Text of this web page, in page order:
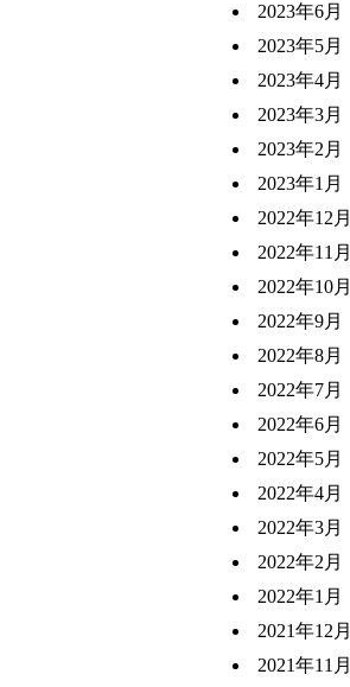
2023年6月
2023年5月
2023年4月
2023年3月
2023年2月
2023年1月
2022年12月
2022年11月
2022年10月
2022年9月
2022年8月
2022年7月
2022年6月
2022年5月
2022年4月
2022年3月
2022年2月
2022年1月
2021年12月
2021年11月